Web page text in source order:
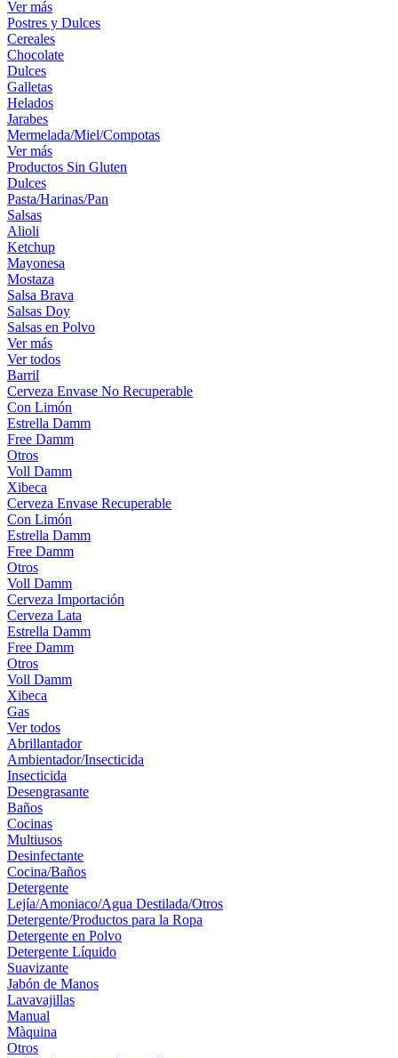
Ver más
Postres y Dulces
Cereales
Chocolate
Dulces
Galletas
Helados
Jarabes
Mermelada/Miel/Compotas
Ver más
Productos Sin Gluten
Dulces
Pasta/Harinas/Pan
Salsas
Alioli
Ketchup
Mayonesa
Mostaza
Salsa Brava
Salsas Doy
Salsas en Polvo
Ver más
Ver todos
Barril
Cerveza Envase No Recuperable
Con Limón
Estrella Damm
Free Damm
Otros
Voll Damm
Xibeca
Cerveza Envase Recuperable
Con Limón
Estrella Damm
Free Damm
Otros
Voll Damm
Cerveza Importación
Cerveza Lata
Estrella Damm
Free Damm
Otros
Voll Damm
Xibeca
Gas
Ver todos
Abrillantador
Ambientador/Insecticida
Insecticida
Desengrasante
Baños
Cocinas
Multiusos
Desinfectante
Cocina/Baños
Detergente
Lejía/Amoniaco/Agua Destilada/Otros
Detergente/Productos para la Ropa
Detergente en Polvo
Detergente Líquido
Suavizante
Jabón de Manos
Lavavajillas
Manual
Màquina
Otros